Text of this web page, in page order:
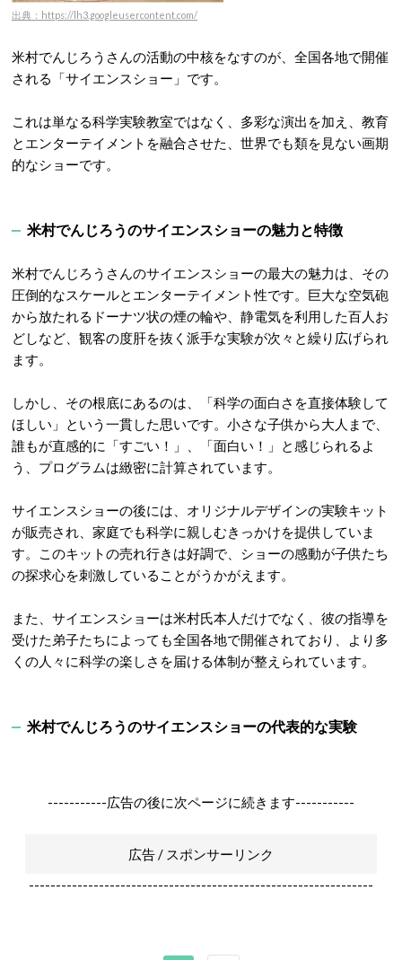
出典：https://lh3.googleusercontent.com/
米村でんじろうさんの活動の中核をなすのが、 全国各地で開催
される「サイエンスショー」です。
これは単なる科学実験教室ではなく、多彩な演出を加え、教育
とエンターテイメントを融合させた、世界でも類を見ない画期
的なショーです。
米村でんじろうのサイエンスショーの魅力と特徴
米村でんじろうさんのサイエンスショーの最大の魅力は、その
圧倒的なスケールとエンターテイメント性です。巨大な空気砲
から放たれるドーナツ状の煙の輪や、静電気を利用した百人お
どしなど、観客の度肝を抜く派手な実験が次々と繰り広げられ
ます。
しかし、その根底にあるのは、「科学の面白さを直接体験して
ほしい」という一貫した思いです。 小さな子供から大人まで、
誰もが直感的に「すごい！」、「面白い！」と感じられるよ
う、プログラムは緻密に計算されています。
サイエンスショーの後には、オリジナルデザインの実験キット
が販売され、家庭でも科学に親しむきっかけを提供していま
す。
このキットの売れ行きは好調で、ショーの感動が子供たち
の探求心を刺激していることがうかがえます。
また、サイエンスショーは米村氏本人だけでなく、彼の指導を
受けた弟子たちによっても全国各地で開催されており、より多
くの人々に科学の楽しさを届ける体制が整えられています。
米村でんじろうのサイエンスショーの代表的な実験
-----------広告の後に次ページに続きます-----------
広告 / スポンサーリンク
----------------------------------------------------------------